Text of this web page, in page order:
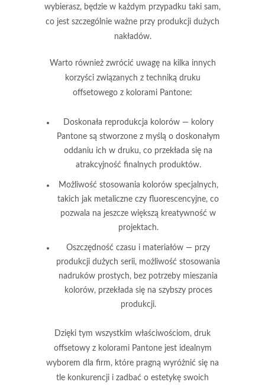
wybierasz, będzie w każdym przypadku taki sam,
co jest szczególnie ważne przy produkcji dużych
nakładów.
Warto również zwrócić uwagę na kilka innych
korzyści związanych z techniką druku
offsetowego z kolorami Pantone:
Doskonała reprodukcja kolorów— kolory
Pantone są stworzone z myślą o doskonałym
oddaniu ich w druku, co przekłada się na
atrakcyjność finalnych produktów.
Możliwość stosowania kolorów specjalnych,
takich jak metaliczne czy fluorescencyjne, co
pozwala na jeszcze większą kreatywność w
projektach.
Oszczędność czasu i materiałów — przy
produkcji dużych serii, możliwość stosowania
nadruków prostych, bez potrzeby mieszania
kolorów, przekłada się na szybszy proces
produkcji.
Dzięki tym wszystkim właściwościom, druk
offsetowy z kolorami Pantone jest idealnym
wyborem dla firm, które pragną wyróżnić się na
tle konkurencji i zadbać o estetykę swoich